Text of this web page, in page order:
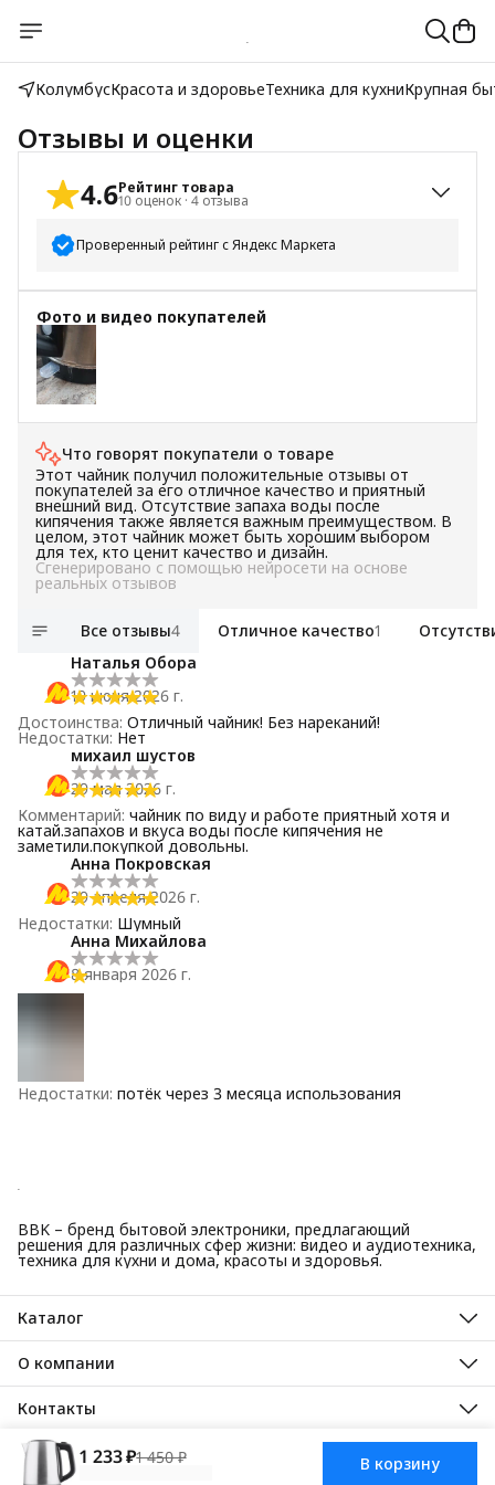
КолумбусКрасота и здоровьеТехника для кухниКрупная
Отзывы и оценки
4.6Рейтинг товара
10 оценок · 4 отзыва
Проверенный рейтинг с Яндекс Маркета
5 звёзд
9
4 звезды
3 звезды
2 звезды
1 звезда
Фото и видео покупателей
Что говорят покупатели о товаре
Этот чайник получил положительные отзывы от
покупателей за его отличное качество и приятный
внешний вид. Отсутствие запаха воды после
кипячения также является важным преимуществом. В
целом, этот чайник может быть хорошим выбором
для тех, кто ценит качество и дизайн.
Сгенерировано с помощью нейросети на основе
реальных отзывов
Все отзывы4 Отличное качество1
Наталья Обора
19 июня 2026 г.
Достоинства: Отличный чайник! Без нареканий!
Недостатки: Нет
михаил шустов
29 мая 2026 г.
Комментарий: чайник по виду и работе приятный хотя и
катай.запахов и вкуса воды после кипячения не
заметили.покупкой довольны.
Анна Покровская
29 апреля 2026 г.
Недостатки: Шумный
Анна Михайлова
8 января 2026 г.
Недостатки: потёк через 3 месяца использования
1 233 ₽1 450 ₽ В корзину
BBK – бренд бытовой электроники, предлагающий
решения для различных сфер жизни: видео и аудиотехника,
техника для кухни и дома, красоты и здоровья.
Каталог
Красота и здоровье
Техника для кухни
Техника для дома
ТВ, аудио, видео
О компании
О нас
Гарантийные обязательства
Контакты
Адрес
125445, город Москва, Ленинградское шоссе, дом 65, стр. 3
Телефон
8 (495) 587-40-82
АО Торговый дом ББК, 2025 ОплатаПравила